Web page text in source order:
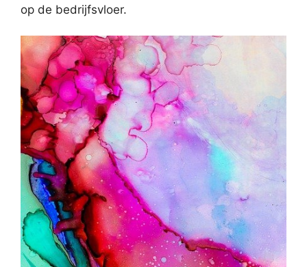
op de bedrijfsvloer.